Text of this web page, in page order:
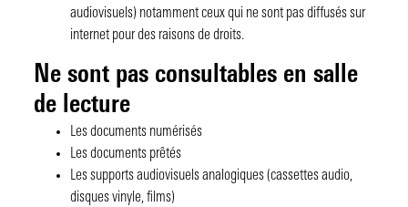
audiovisuels) notamment ceux qui ne sont pas diffusés sur
internet pour des raisons de droits.
Ne sont pas consultables en salle
de lecture
Les documents numérisés
Les documents prêtés
Les supports audiovisuels analogiques (cassettes audio,
disques vinyle, films)